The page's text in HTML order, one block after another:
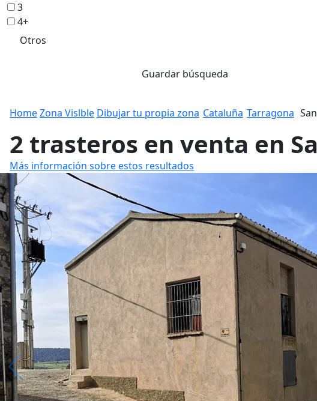
3
4+
Otros
Guardar búsqueda
HomeZona Vislble Dibujar tu propia zona Cataluña Tarragona
2 trasteros en venta en
Más información sobre estos resultados